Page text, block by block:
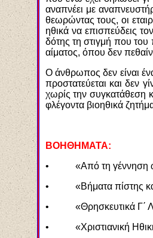
αναπνέει με
θεωρώντας τους, οι
ηθικά να επισπεύδεις
δότης τη στιγμή που
αίματος, όπου δεν
Ο άνθρωπος δεν είναι
προστατεύεται και δεν
χωρίς την συγκατάθεση
φλέγοντα βιοηθικά
ΒΟΗΘΗΜΑΤΑ:
• «Από τη γέννηση ως
• «Βήματα πίστης
• «Θρησκευτικά Γ΄
• «Χριστιανική